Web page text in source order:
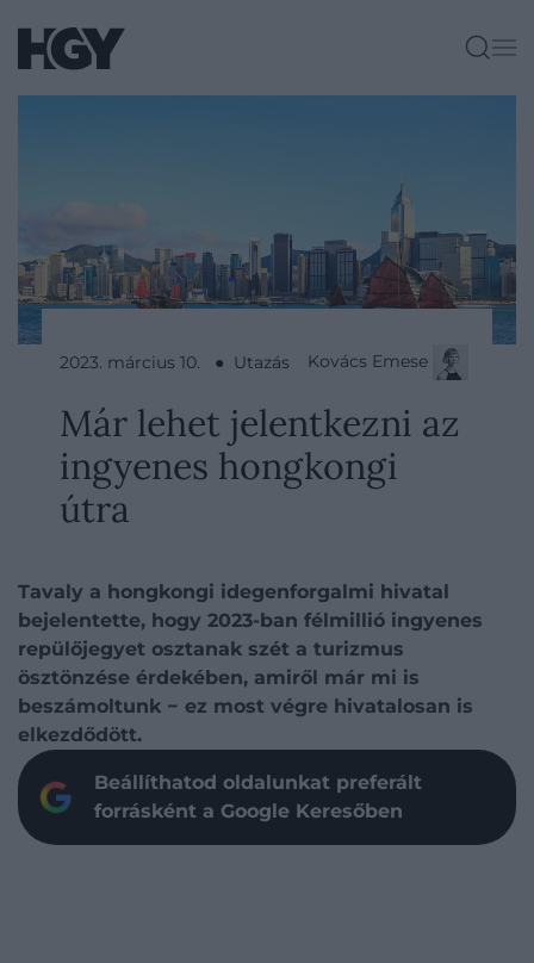
2023. március 10. ● Utazás Kovács Emese
Már lehet jelentkezni az
ingyenes hongkongi
útra
Tavaly a hongkongi idegenforgalmi hivatal
bejelentette, hogy 2023-ban félmillió ingyenes
repülőjegyet osztanak szét a turizmus
ösztönzése érdekében, amiről már mi is
beszámoltunk − ez most végre hivatalosan is
elkezdődött.
Beállíthatod oldalunkat preferált
forrásként a Google Keresőben